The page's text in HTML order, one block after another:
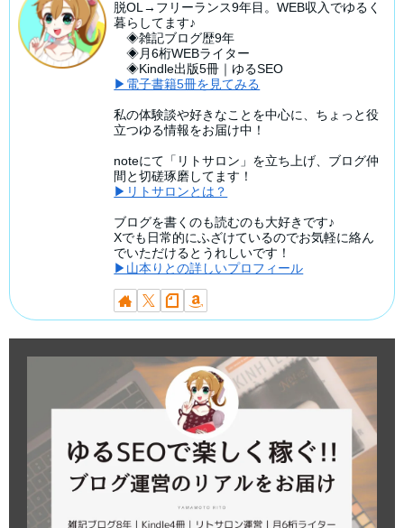
脱OL→フリーランス9年目。WEB収入でゆるく
暮らしてます♪
◈雑記ブログ歴9年
◈月6桁WEBライター
◈Kindle出版5冊｜ゆるSEO
▶電子書籍5冊を見てみる
私の体験談や好きなことを中心に、ちょっと役
立つゆる情報をお届け中！
noteにて「リトサロン」を立ち上げ、ブログ仲
間と切磋琢磨してます！
▶リトサロンとは？
ブログを書くのも読むのも大好きです♪
Xでも日常的にふざけているのでお気軽に絡ん
でいただけるとうれしいです！
▶山本りとの詳しいプロフィール